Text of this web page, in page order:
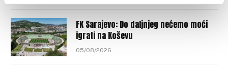
FK Sarajevo: Do daljnjeg nećemo moći
igrati na Koševu
05/08/2026